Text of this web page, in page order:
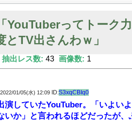
テイク出演も新規獲得ならず？北川莉央が1位に
YouTuberってトーク
TV出さんわｗ」
抽出レス数: 43 画像数: 1
2022/01/05(水) 12:09 ID:S3xqCBIq0
演していたYouTuber。「いよい
いか」と言われるほどだったが